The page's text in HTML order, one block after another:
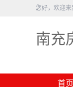
您好，欢迎来
南充
首页